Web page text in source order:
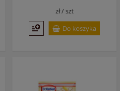
zł /szt
Do koszyka